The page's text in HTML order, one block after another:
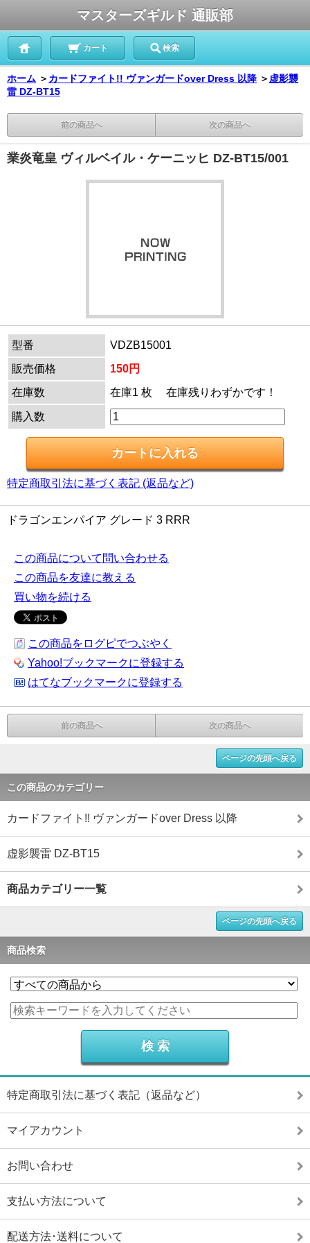
マスターズギルド 通販部
カート 検索
ホーム ＞ カードファイト!! ヴァンガードover Dress 以降 ＞ 虚影襲
雷 DZ-BT15
前の商品へ 次の商品へ
業炎竜皇 ヴィルベイル・ケーニッヒ DZ-BT15/001
型番
VDZB15001
販売価格
150円
在庫数
在庫1 枚 在庫残りわずかです！
購入数
特定商取引法に基づく表記 (返品など)
ドラゴンエンパイア グレード 3 RRR
この商品について問い合わせる
この商品を友達に教える
買い物を続ける
この商品をログピでつぶやく
Yahoo!ブックマークに登録する
はてなブックマークに登録する
前の商品へ 次の商品へ
ページの先頭へ戻る
この商品のカテゴリー
カードファイト!! ヴァンガードover Dress 以降
虚影襲雷 DZ-BT15
商品カテゴリー一覧
ページの先頭へ戻る
商品検索
特定商取引法に基づく表記（返品など）
マイアカウント
お問い合わせ
支払い方法について
配送方法･送料について